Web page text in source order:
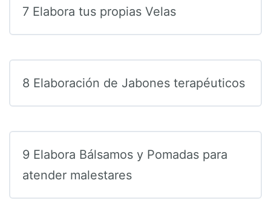
7 Elabora tus propias Velas
8 Elaboración de Jabones terapéuticos
9 Elabora Bálsamos y Pomadas para
atender malestares